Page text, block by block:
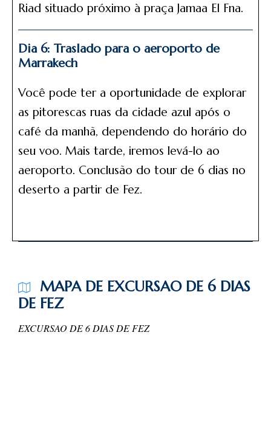
Riad situado próximo à praça Jamaa El Fna.
Dia 6: Traslado para o aeroporto de
Marrakech
Você pode ter a oportunidade de explorar
as pitorescas ruas da cidade azul após o
café da manhã, dependendo do horário do
seu voo. Mais tarde, iremos levá-lo ao
aeroporto. Conclusão do tour de 6 dias no
deserto a partir de Fez.
MAPA DE EXCURSAO DE 6 DIAS
DE FEZ
EXCURSAO DE 6 DIAS DE FEZ